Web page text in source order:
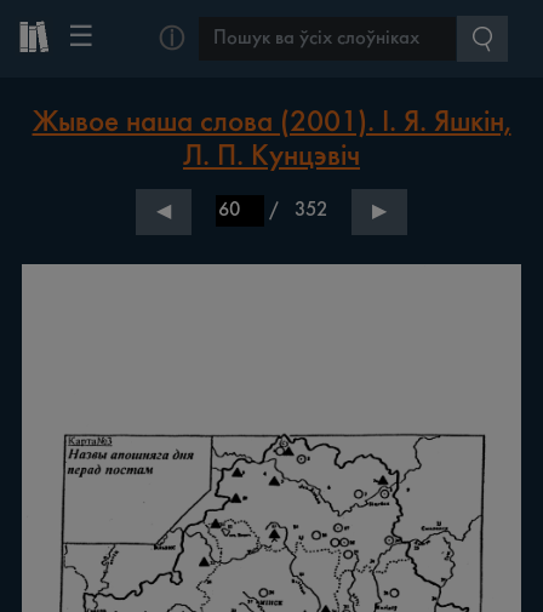
☰ ⓘ
Жывое наша слова (2001). І. Я. Яшкін,
Л. П. Кунцэвіч
◀ / 352 ▶